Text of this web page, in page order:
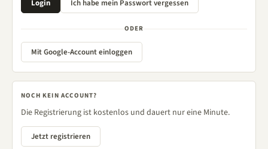
ODER
Mit Google-Account einloggen
NOCH KEIN ACCOUNT?
Die Registrierung ist kostenlos und dauert nur eine Minute.
Jetzt registrieren